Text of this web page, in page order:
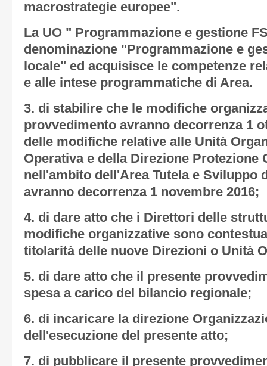
macrostrategie europee".
La UO " Programmazione e gestione
denominazione "Programmazione e
locale" ed acquisisce le competenze
e alle intese programmatiche di Area.
3. di stabilire che le modifiche
provvedimento avranno decorrenza 1
delle modifiche relative alle Unità
Operativa e della Direzione Protezione
nell'ambito dell'Area Tutela e Sviluppo
avranno decorrenza 1 novembre 2016;
4. di dare atto che i Direttori delle
modifiche organizzative sono
titolarità delle nuove Direzioni o Unità
5. di dare atto che il presente
spesa a carico del bilancio regionale;
6. di incaricare la direzione
dell'esecuzione del presente atto;
7. di pubblicare il presente